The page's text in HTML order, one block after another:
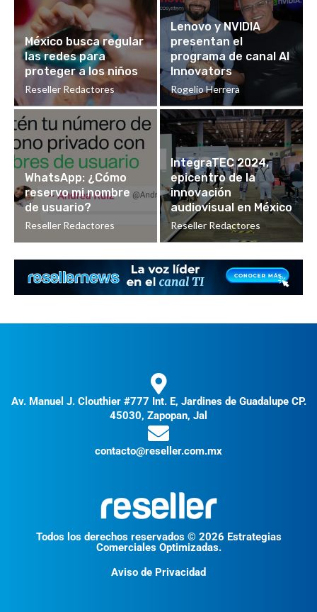
México busca regular
las redes para
proteger a los niños
Reseller Redactores
Lenovo y NVIDIA
presentan el
programa de canal AI
Innovators
Rogelio Herrera
WhatsApp: ¿Cómo
reservo mi nombre
de usuario?
Reseller Redactores
IntegraTEC 2024,
epicentro de la
innovación
audiovisual en México
Reseller Redactores
Av. Manuel J. Clouthier #777 Int. E, Jardines de Guadalupe CP.
45030, Zapopan, Jal
contacto@reseller.com.mx
Todos los derechos reservados © 2026 Estrategias
Comerciales Optimizadas.
Aviso de Privacidad